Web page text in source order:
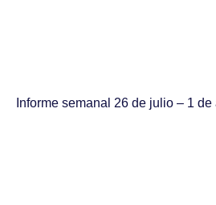
Informe semanal 26 de julio – 1 de